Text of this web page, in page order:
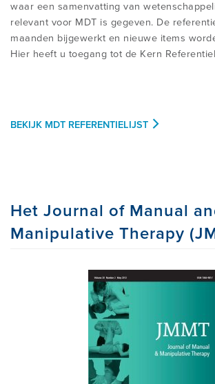
waar een samenvatting van
relevant voor MDT is gegeven. De
maanden bijgewerkt en nieuwe items
Hier heeft u toegang tot de Kern
BEKIJK MDT REFERENTIELIJST
Het Journal of Manual
Manipulative Therapy